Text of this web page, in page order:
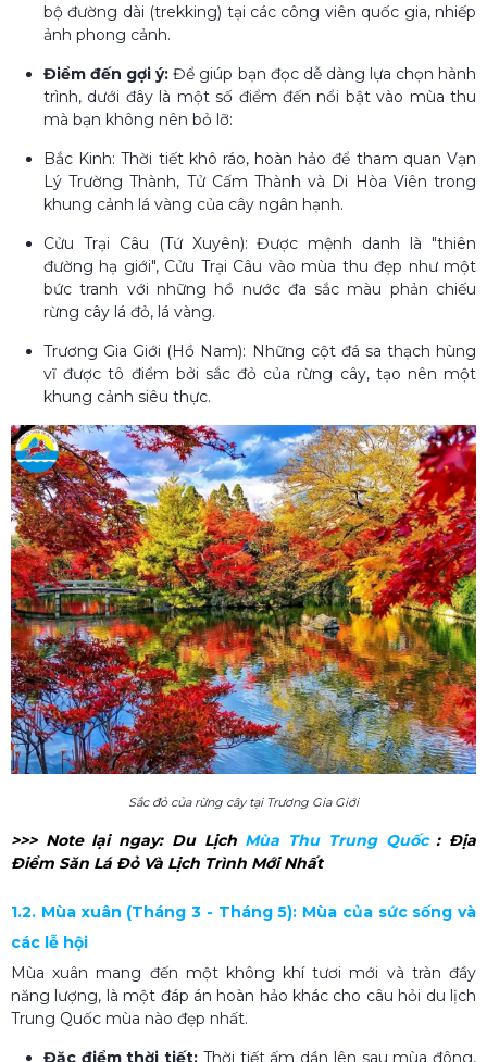
bộ đường dài (trekking) tại các công viên quốc gia, nhiếp
ảnh phong cảnh.
Điểm đến gợi ý: Để giúp bạn đọc dễ dàng lựa chọn hành
trình, dưới đây là một số điểm đến nổi bật vào mùa thu
mà bạn không nên bỏ lỡ:
Bắc Kinh: Thời tiết khô ráo, hoàn hảo để tham quan Vạn
Lý Trường Thành, Tử Cấm Thành và Di Hòa Viên trong
khung cảnh lá vàng của cây ngân hạnh.
Cửu Trại Câu (Tứ Xuyên): Được mệnh danh là "thiên
đường hạ giới", Cửu Trại Câu vào mùa thu đẹp như một
bức tranh với những hồ nước đa sắc màu phản chiếu
rừng cây lá đỏ, lá vàng.
Trương Gia Giới (Hồ Nam): Những cột đá sa thạch hùng
vĩ được tô điểm bởi sắc đỏ của rừng cây, tạo nên một
khung cảnh siêu thực.
Sắc đỏ của rừng cây tại Trương Gia Giới
>>> Note lại ngay: Du Lịch Mùa Thu Trung Quốc​: Địa
Điểm Săn Lá Đỏ Và Lịch Trình Mới Nhất
1.2. Mùa xuân (Tháng 3 - Tháng 5): Mùa của sức sống và
các lễ hội
Mùa xuân mang đến một không khí tươi mới và tràn đầy
năng lượng, là một đáp án hoàn hảo khác cho câu hỏi du lịch
Trung Quốc mùa nào đẹp nhất.
Đặc điểm thời tiết: Thời tiết ấm dần lên sau mùa đông,